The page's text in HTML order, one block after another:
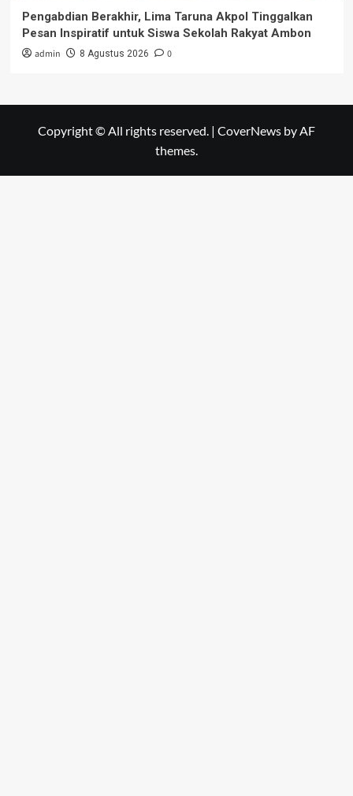
Pengabdian Berakhir, Lima Taruna Akpol Tinggalkan
Pesan Inspiratif untuk Siswa Sekolah Rakyat Ambon
admin 8 Agustus 2026 0
Copyright © All rights reserved. | CoverNews by AF
themes.